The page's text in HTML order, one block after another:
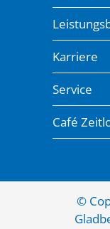
Karriere
Service
Café
©